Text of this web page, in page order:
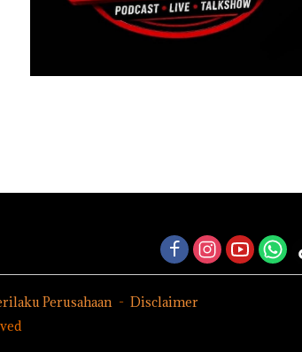
Perusahaan
Disclaimer